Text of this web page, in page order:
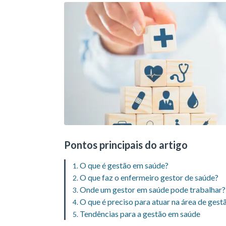
Pontos principais do artigo
O que é gestão em saúde?
O que faz o enfermeiro gestor de saúde?
Onde um gestor em saúde pode trabalhar?
O que é preciso para atuar na área de
Tendências para a gestão em saúde